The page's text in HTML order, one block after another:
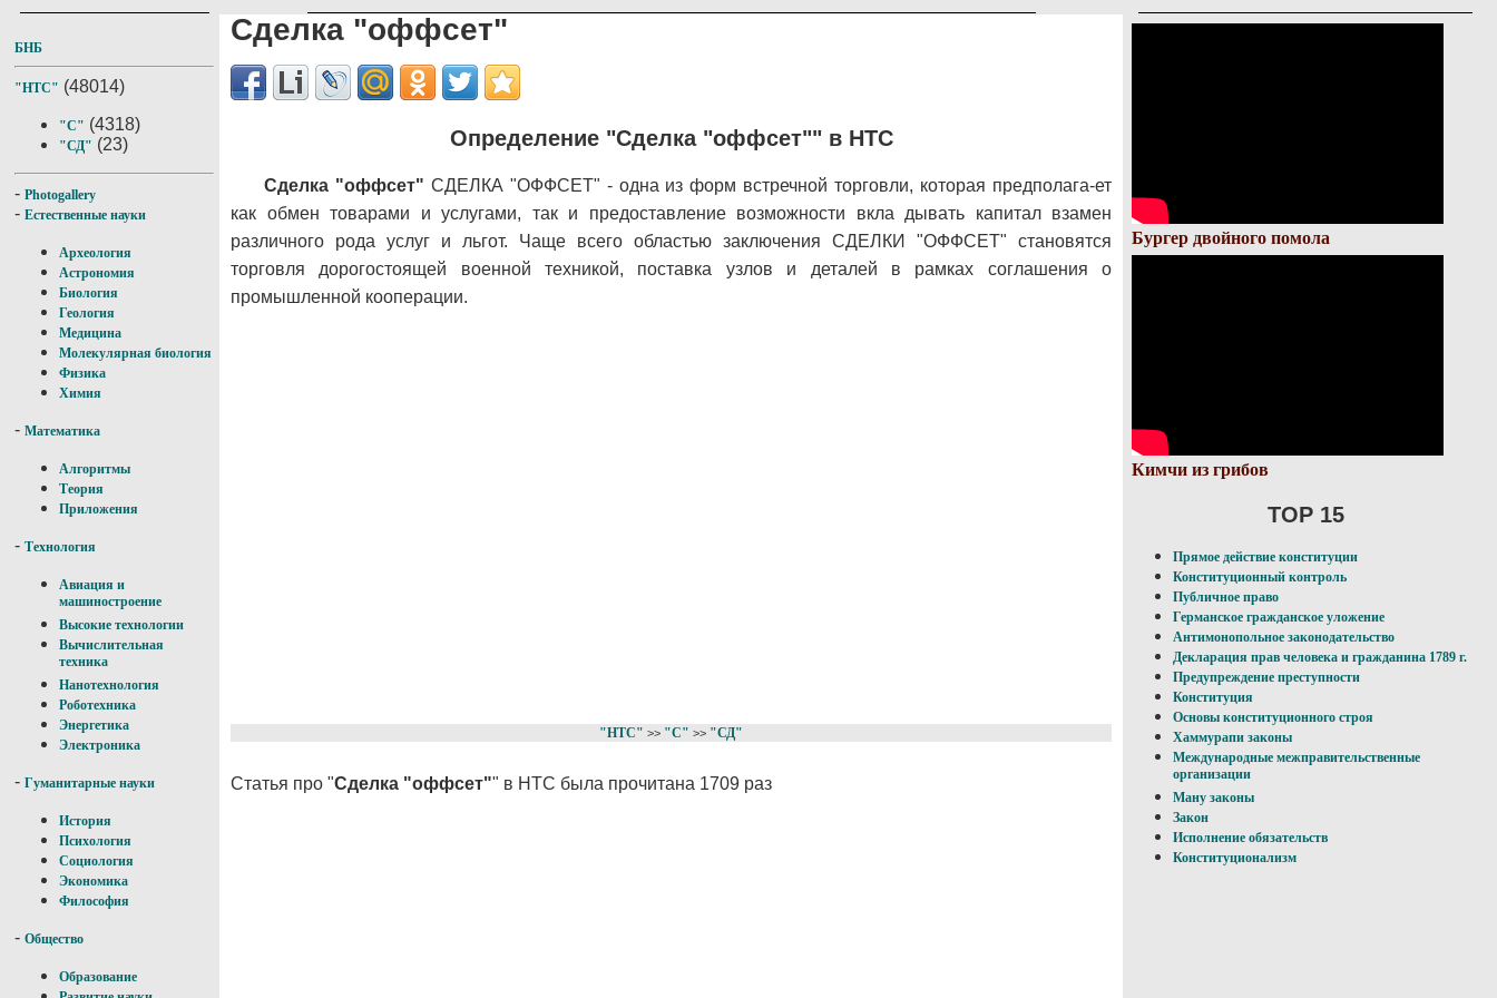
БНБ
"НТС" (48014)
"С" (4318)
"СД" (23)
- Photogallery
- Естественные науки
Археология
Астрономия
Биология
Геология
Медицина
Молекулярная биология
Физика
Химия
- Математика
Алгоритмы
Теория
Приложения
- Технология
Авиация и
машиностроение
Высокие технологии
Вычислительная
техника
Нанотехнология
Роботехника
Энергетика
Электроника
- Гуманитарные науки
История
Психология
Социология
Экономика
Философия
- Общество
Образование
Сделка "оффсет"
Определение "Сделка "оффсет"" в НТС
Сделка "оффсет" СДЕЛКА "ОФФСЕТ" - одна из форм встречной торговли, которая предполага-ет
как обмен товарами и услугами, так и предоставление возможности вкла дывать капитал взамен
различного рода услуг и льгот. Чаще всего областью заключения СДЕЛКИ "ОФФСЕТ" становятся
торговля дорогостоящей военной техникой, поставка узлов и деталей в рамках соглашения о
промышленной кооперации.
"НТС" >> "С" >> "СД"
Статья про "Сделка "оффсет"" в НТС была прочитана 1709 раз
Бургер двойного помола
Кимчи из грибов
TOP 15
Прямое действие конституции
Конституционный контроль
Публичное право
Германское гражданское уложение
Антимонопольное законодательство
Декларация прав человека и гражданина 1789 г.
Предупреждение преступности
Конституция
Основы конституционного строя
Хаммурапи законы
Международные межправительственные
организации
Ману законы
Закон
Исполнение обязательств
Конституционализм